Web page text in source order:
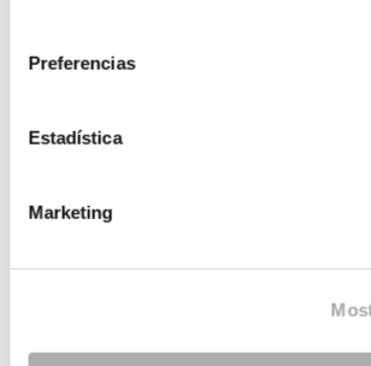
Preferencias
Estadística
Marketing